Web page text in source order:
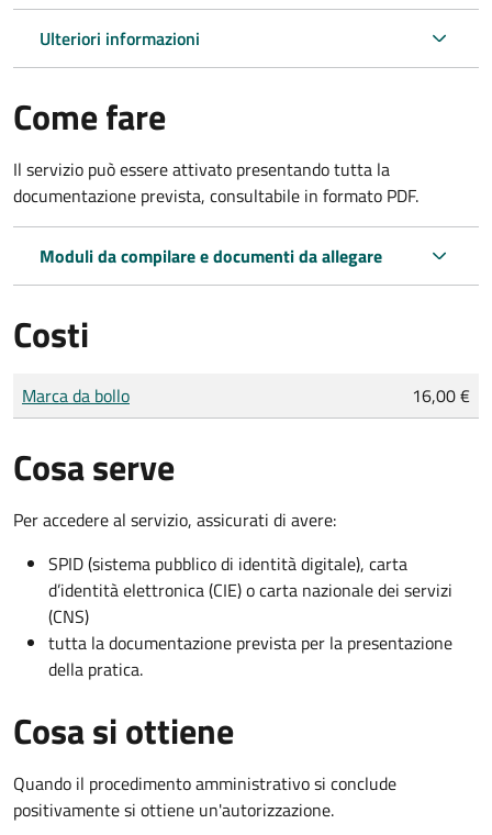
Ulteriori informazioni
Come fare
Il servizio può essere attivato presentando tutta la
documentazione prevista, consultabile in formato PDF.
Moduli da compilare e documenti da allegare
Costi
Tipo di pagamento
Importo
Marca da bollo 16,00 €
Cosa serve
Per accedere al servizio, assicurati di avere:
SPID (sistema pubblico di identità digitale), carta
d’identità elettronica (CIE) o carta nazionale dei servizi
(CNS)
tutta la documentazione prevista per la presentazione
della pratica.
Cosa si ottiene
Quando il procedimento amministrativo si conclude
positivamente si ottiene un'autorizzazione.